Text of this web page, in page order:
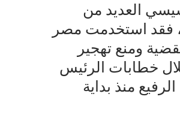
العديد من
فقد استخدمت مصر
ومنع تهجير
خطابات الرئيس
منذ بداية